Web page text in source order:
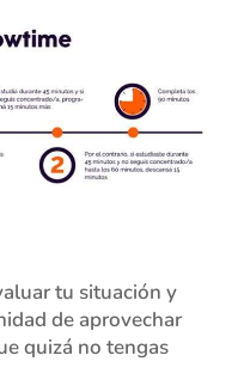
tu situación y
de aprovechar
quizá no tengas